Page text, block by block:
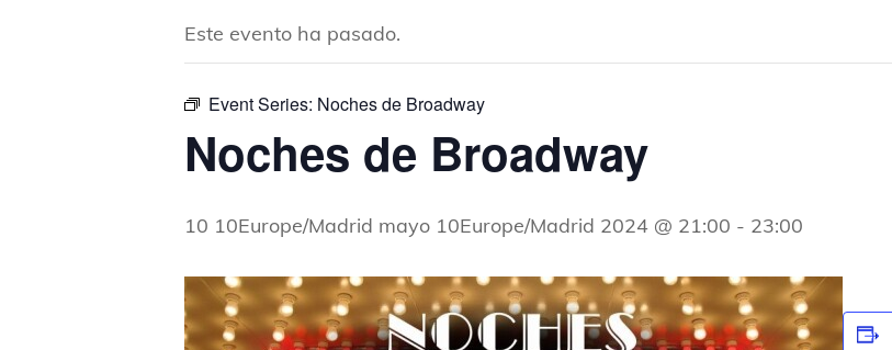
Este evento ha pasado.
Event Series: Noches de Broadway
Noches de Broadway
10 10Europe/Madrid mayo 10Europe/Madrid 2024 @ 21:00 - 23:00